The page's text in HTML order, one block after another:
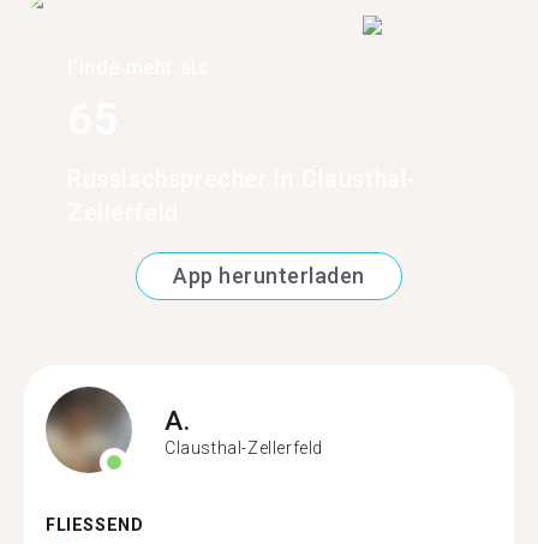
App herunterladen
A.
Clausthal-Zellerfeld
FLIESSEND